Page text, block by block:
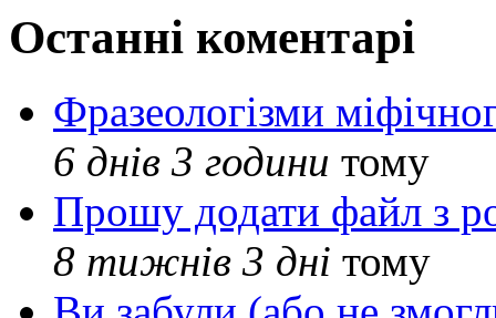
Останні коментарі
Фразеологізми
6 днів 3 години тому
Прошу додати файл з
8 тижнів 3 дні тому